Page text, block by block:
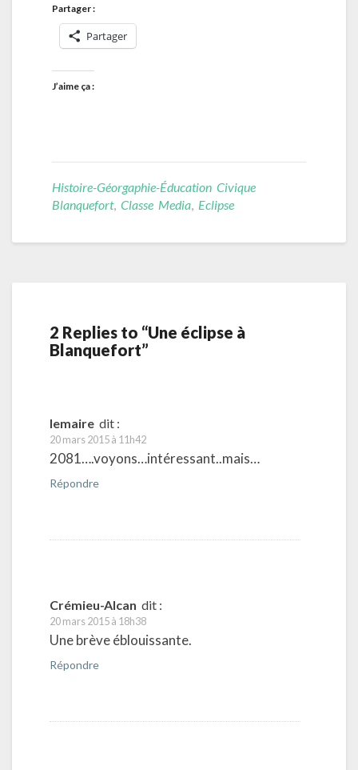
Partager :
Partager
J’aime ça :
Histoire-Géorgaphie-Éducation Civique
Blanquefort, Classe Media, Eclipse
2 Replies to “Une éclipse à
Blanquefort”
lemaire dit :
20 mars 2015 à 11h42
2081….voyons…intéressant..mais…
Répondre
Crémieu-Alcan dit :
20 mars 2015 à 18h38
Une brève éblouissante.
Répondre